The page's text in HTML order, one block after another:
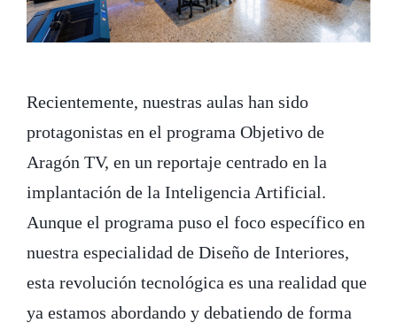
Recientemente, nuestras aulas han sido
protagonistas en el programa Objetivo de
Aragón TV, en un reportaje centrado en la
implantación de la Inteligencia Artificial.
Aunque el programa puso el foco específico en
nuestra especialidad de Diseño de Interiores,
esta revolución tecnológica es una realidad que
ya estamos abordando y debatiendo de forma